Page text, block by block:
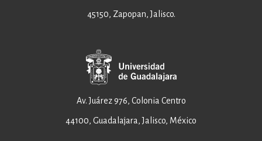
45150, Zapopan, Jalisco.
Av. Juárez 976, Colonia Centro
44100, Guadalajara, Jalisco, México